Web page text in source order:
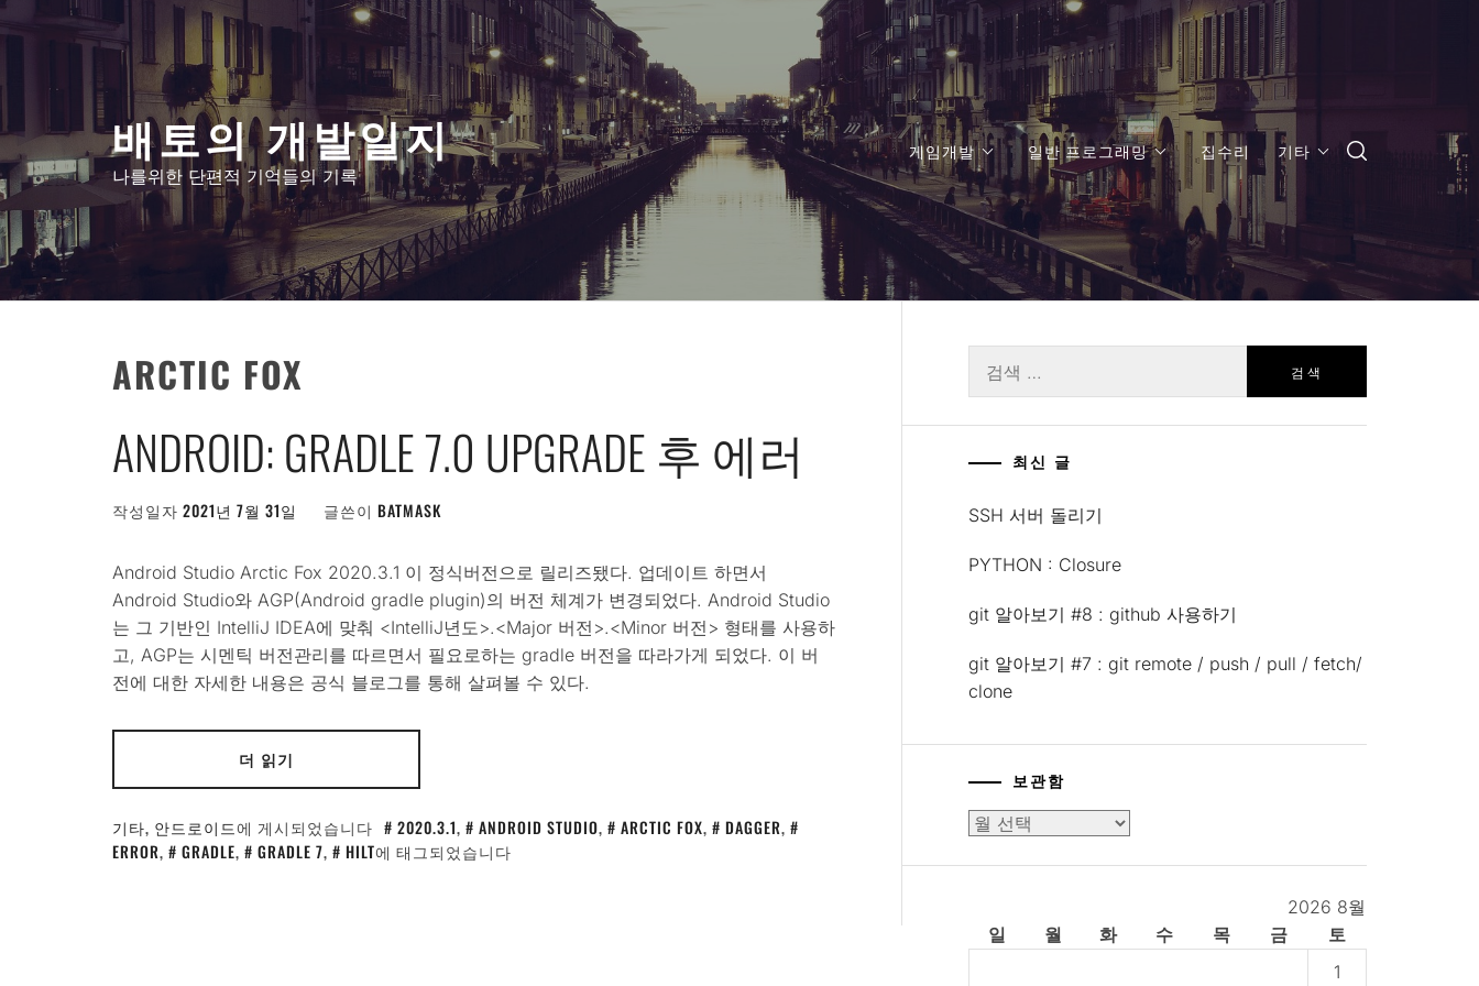
텐
뛰
기
배토의 개발일지
나를위한 단편적 기억들의 기록
게임개발 일반 프로그래밍 집수리 기타
ARCTIC FOX
ANDROID: GRADLE 7.0 UPGRADE 후 에러
작성일자 2021년 7월 31일 글쓴이 BATMASK
Android Studio Arctic Fox 2020.3.1 이 정식버전으로 릴리즈됐다. 업데이트 하면서
Android Studio와 AGP(Android gradle plugin)의 버전 체계가 변경되었다. Android Studio
는 그 기반인 IntelliJ IDEA에 맞춰 <IntelliJ년도>.<Major 버전>.<Minor 버전> 형태를 사용하
고, AGP는 시멘틱 버전관리를 따르면서 필요로하는 gradle 버전을 따라가게 되었다. 이 버
전에 대한 자세한 내용은 공식 블로그를 통해 살펴볼 수 있다.
더 읽기
기타, 안드로이드에 게시되었습니다 2020.3.1, ANDROID STUDIO, ARCTIC FOX, DAGGER,
ERROR, GRADLE, GRADLE 7, HILT에 태그되었습니다
색:
최신 글
SSH 서버 돌리기
PYTHON : Closure
git 알아보기 #8 : github 사용하기
git 알아보기 #7 : git remote / push / pull / fetch/
clone
보관함
보
2026 8월
일
월 화 수 목 금
토
1